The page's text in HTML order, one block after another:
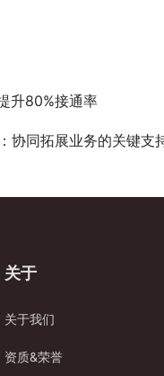
升80%接通率
协同拓展业务的关键支
关于
关于我们
资质&荣誉